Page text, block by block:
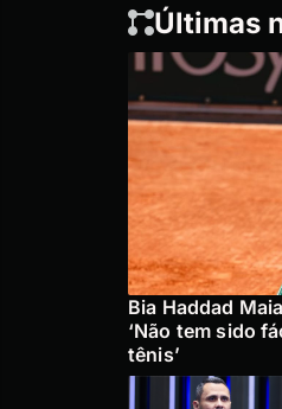
Últimas
Bia Haddad
‘Não tem sido
tênis’